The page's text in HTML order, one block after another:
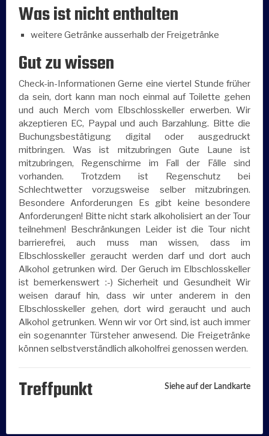
Was ist nicht enthalten
weitere Getränke ausserhalb der Freigetränke
Gut zu wissen
Check-in-Informationen Gerne eine viertel Stunde früher
da sein, dort kann man noch einmal auf Toilette gehen
und auch Merch vom Elbschlosskeller erwerben. Wir
akzeptieren EC, Paypal und auch Barzahlung. Bitte die
Buchungsbestätigung digital oder ausgedruckt
mitbringen. Was ist mitzubringen Gute Laune ist
mitzubringen, Regenschirme im Fall der Fälle sind
vorhanden. Trotzdem ist Regenschutz bei
Schlechtwetter vorzugsweise selber mitzubringen.
Besondere Anforderungen Es gibt keine besondere
Anforderungen! Bitte nicht stark alkoholisiert an der Tour
teilnehmen! Beschränkungen Leider ist die Tour nicht
barrierefrei, auch muss man wissen, dass im
Elbschlosskeller geraucht werden darf und dort auch
Alkohol getrunken wird. Der Geruch im Elbschlosskeller
ist bemerkenswert :-) Sicherheit und Gesundheit Wir
weisen darauf hin, dass wir unter anderem in den
Elbschlosskeller gehen, dort wird geraucht und auch
Alkohol getrunken. Wenn wir vor Ort sind, ist auch immer
ein sogenannter Türsteher anwesend. Die Freigetränke
können selbstverständlich alkoholfrei genossen werden.
Treffpunkt Siehe auf der Landkarte